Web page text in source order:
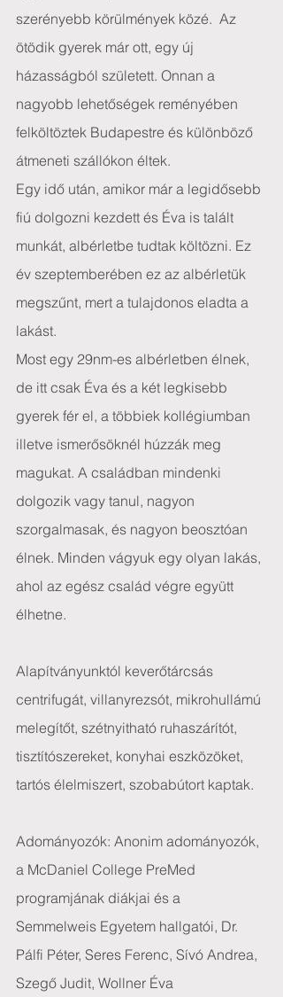
szerényebb körülmények közé.  Az
ötödik gyerek már ott, egy új
házasságból született. Onnan a
nagyobb lehetőségek reményében
felköltöztek Budapestre és különböző
átmeneti szállókon éltek.
Egy idő után, amikor már a legidősebb
fiú dolgozni kezdett és Éva is talált
munkát, albérletbe tudtak költözni. Ez
év szeptemberében ez az albérletük
megszűnt, mert a tulajdonos eladta a
lakást.
Most egy 29nm-es albérletben élnek,
de itt csak Éva és a két legkisebb
gyerek fér el, a többiek kollégiumban
illetve ismerősöknél húzzák meg
magukat. A családban mindenki
dolgozik vagy tanul, nagyon
szorgalmasak, és nagyon beosztóan
élnek. Minden vágyuk egy olyan lakás,
ahol az egész család végre együtt
élhetne.
Alapítványunktól keverőtárcsás
centrifugát, villanyrezsót, mikrohullámú
melegítőt, szétnyitható ruhaszárítót,
tisztítószereket, konyhai eszközöket,
tartós élelmiszert, szobabútort kaptak.
Adományozók: Anonim adományozók,
a McDaniel College PreMed
programjának diákjai és a
Semmelweis Egyetem hallgatói, Dr.
Pálfi Péter, Seres Ferenc, Sívó Andrea,
Szegő Judit, Wollner Éva